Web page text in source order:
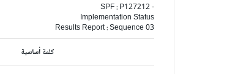
SPF : P127212 -
Implementation Status
Results Report : Sequence 03
كلمة أساسية